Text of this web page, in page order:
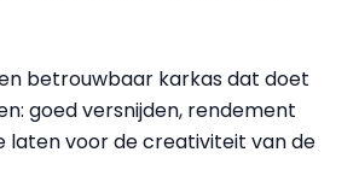
betrouwbaar karkas dat doet
goed versnijden, rendement
laten voor de creativiteit van de